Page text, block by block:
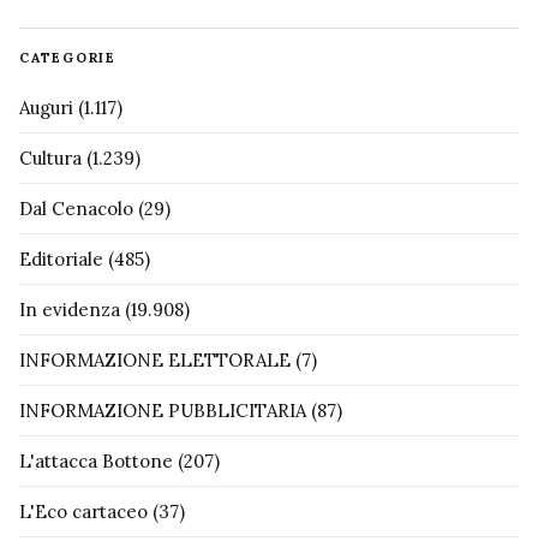
CATEGORIE
Auguri (1.117)
Cultura (1.239)
Dal Cenacolo (29)
Editoriale (485)
In evidenza (19.908)
INFORMAZIONE ELETTORALE (7)
INFORMAZIONE PUBBLICITARIA (87)
L'attacca Bottone (207)
L'Eco cartaceo (37)